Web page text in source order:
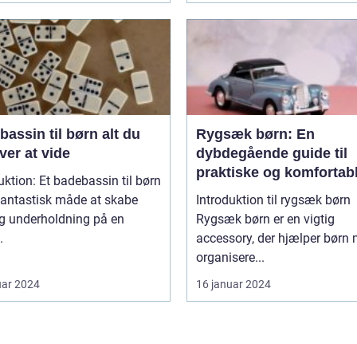
til børn alt du
at vide
Et badebassin til børn
måde at skabe
underholdning på en
2024
Rygsæk børn: En
dybdegående guide til
praktiske og
rygsække til børn
Introduktion til rygsæk børn
Rygsæk børn er en vigtig
accessory, der hjælper børn
organisere...
16 januar 2024